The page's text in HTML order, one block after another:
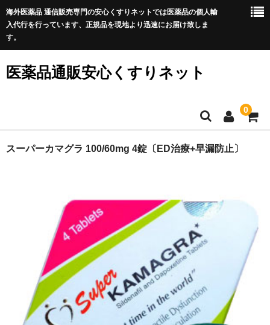
海外医薬品 通信販売専門の安心くすりネットでは医薬品の個人輸
入代行を行っています、正規品を現地より迅速にお届け致しま
す。
医薬品通販安心くすりネット
0
ホーム
良くある質問
プライバシーポリシー
スーパーカマグラ 100/60mg 4錠〔ED治療+早漏防止〕